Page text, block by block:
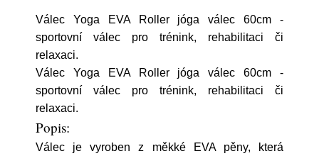
Válec Yoga EVA Roller jóga válec 60cm -
sportovní válec pro trénink, rehabilitaci či
relaxaci.
Válec Yoga EVA Roller jóga válec 60cm -
sportovní válec pro trénink, rehabilitaci či
relaxaci.
Popis:
Válec je vyroben z měkké EVA pěny, která